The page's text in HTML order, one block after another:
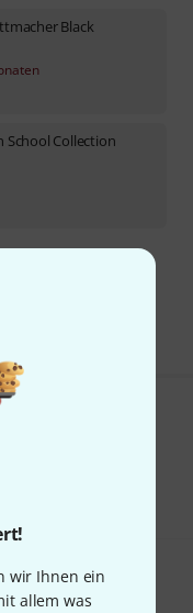
wir Ihnen ein
allem was
Black
School Collection
sehen?